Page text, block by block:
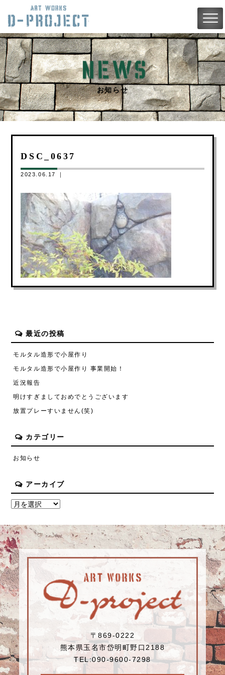
お知らせ
DSC_0637
2023.06.17 ｜
最近の投稿
モルタル造形で小屋作り
モルタル造形で小屋作り 事業開始！
近況報告
明けすぎましておめでとうございます
放置プレーすいません(笑)
カテゴリー
お知らせ
アーカイブ
〒869-0222
熊本県玉名市岱明町野口2188
TEL:090-9600-7298